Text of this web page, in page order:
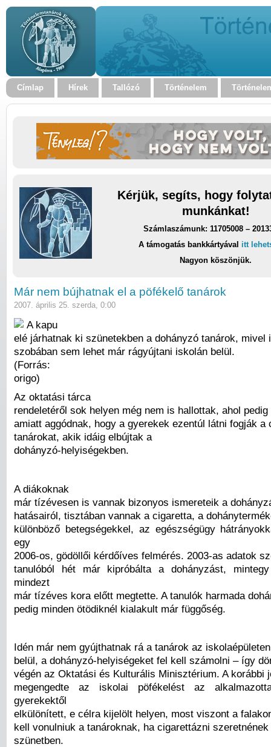
Címlap Hírek Tallózó Történelem
Kérjük, segíts, hogy
munkánkat!
Számlaszámunk: 11705008 –
A támogatás bankkártyával itt
Nagyon köszönjük.
Már nem bújhatnak el a pöfékelő tanárok
2007. április 25. szerda, 0:00
A kapu
elé járhatnak ki szünetekben a dohányzó tanárok, mivel
szobában sem lehet már rágyújtani iskolán belül.
(Forrás:
origo)
Az oktatási tárca
rendeletéről sok helyen még nem is hallottak, ahol
amiatt aggódnak, hogy a gyerekek ezentúl látni fogják a
tanárokat, akik idáig elbújtak a
dohányzó-helyiségekben.
A diákoknak
már tízévesen is vannak bizonyos ismereteik a
hatásairól, tisztában vannak a cigaretta, a
különböző betegségekkel, az egészségügy
egy
2006-os, gödöllői kérdőíves felmérés. 2003-as adatok
tanulóból hét már kipróbálta a dohányzást,
mindezt
már tízéves kora előtt megtette. A tanulók harmada
pedig minden ötödiknél kialakult már függőség.
Idén már nem gyújthatnak rá a tanárok az iskolaépületen
belül, a dohányzó-helyiségeket fel kell számolni – így
végén az Oktatási és Kulturális Minisztérium. A korábbi
megengedte az iskolai pöfékelést az
gyerekektől
elkülönített, e célra kijelölt helyen, most viszont a
kell vonulniuk a tanároknak, ha cigarettázni szeretnének
szünetben.